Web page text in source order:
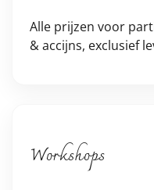
Alle prijzen voor
& accijns, exclusief
Workshops